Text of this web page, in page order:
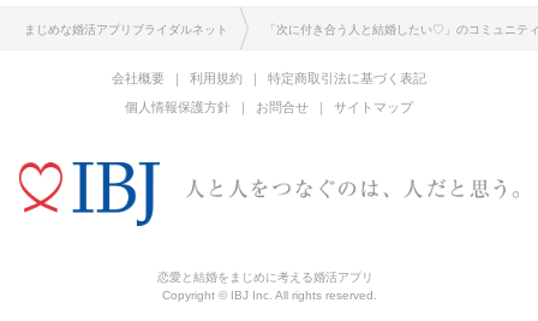
まじめな婚活アプリブライダルネット 「次に付き合う人と結婚したい♡」のコミュニテ
会社概要 利用規約
特定商取引法に基づく表記
個人情報保護方針
お問合せ サイトマップ
恋愛と結婚をまじめに考える婚活アプリ
Copyright © IBJ Inc. All rights reserved.